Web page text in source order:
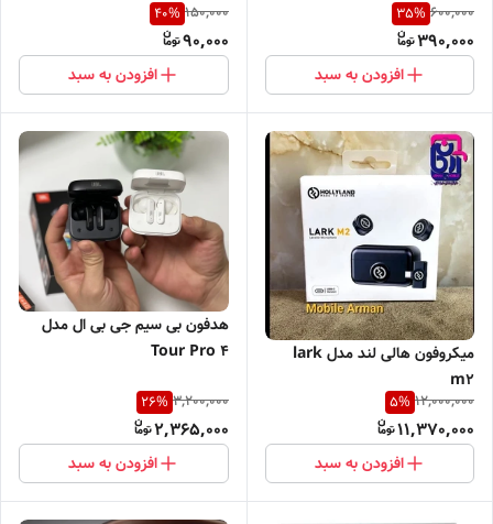
600,000
35%
390,000
افزودن به سبد
150,000
40%
90,000
افزودن به سبد
میکروفون هالی لند مدل lark
m2
12,000,000
5%
11,370,000
افزودن به سبد
هدفون بی سیم جی بی ال مدل
Tour Pro 4
3,200,000
26%
2,365,000
افزودن به سبد